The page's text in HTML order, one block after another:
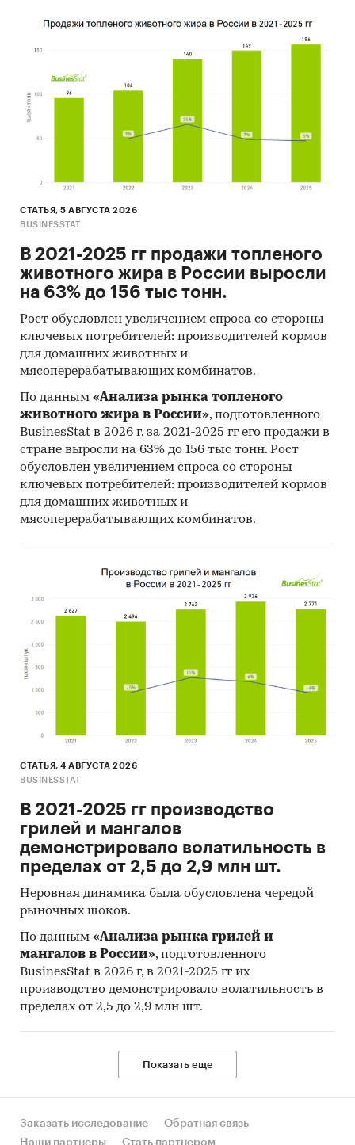
СТАТЬЯ, 5 АВГУСТА 2026
BUSINESSTAT
В 2021-2025 гг продажи топленого
животного жира в России выросли
на 63% до 156 тыс тонн.
Рост обусловлен увеличением спроса со стороны
ключевых потребителей: производителей кормов
для домашних животных и
мясоперерабатывающих комбинатов.
По данным «Анализа рынка топленого
животного жира в России», подготовленного
BusinesStat в 2026 г, за 2021-2025 гг его продажи в
стране выросли на 63% до 156 тыс тонн. Рост
обусловлен увеличением спроса со стороны
ключевых потребителей: производителей кормов
для домашних животных и
мясоперерабатывающих комбинатов.
СТАТЬЯ, 4 АВГУСТА 2026
BUSINESSTAT
В 2021-2025 гг производство
грилей и мангалов
демонстрировало волатильность в
пределах от 2,5 до 2,9 млн шт.
Неровная динамика была обусловлена чередой
рыночных шоков.
По данным «Анализа рынка грилей и
мангалов в России», подготовленного
BusinesStat в 2026 г, в 2021-2025 гг их
производство демонстрировало волатильность в
пределах от 2,5 до 2,9 млн шт.
Показать еще
Заказать исследование
Обратная связь
Наши партнеры
Стать партнером